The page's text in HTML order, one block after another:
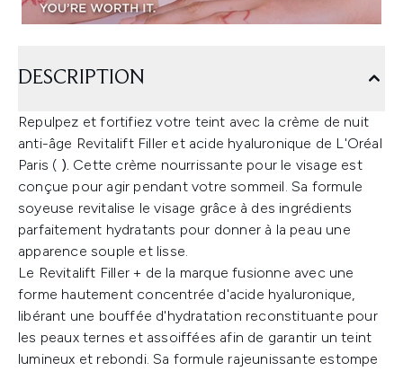
DESCRIPTION
Repulpez et fortifiez votre teint avec la crème de nuit
anti-âge Revitalift Filler et acide hyaluronique de L'Oréal
Paris ( ). Cette crème nourrissante pour le visage est
conçue pour agir pendant votre sommeil. Sa formule
soyeuse revitalise le visage grâce à des ingrédients
parfaitement hydratants pour donner à la peau une
apparence souple et lisse.
Le Revitalift Filler + de la marque fusionne avec une
forme hautement concentrée d'acide hyaluronique,
libérant une bouffée d'hydratation reconstituante pour
les peaux ternes et assoiffées afin de garantir un teint
lumineux et rebondi. Sa formule rajeunissante estompe